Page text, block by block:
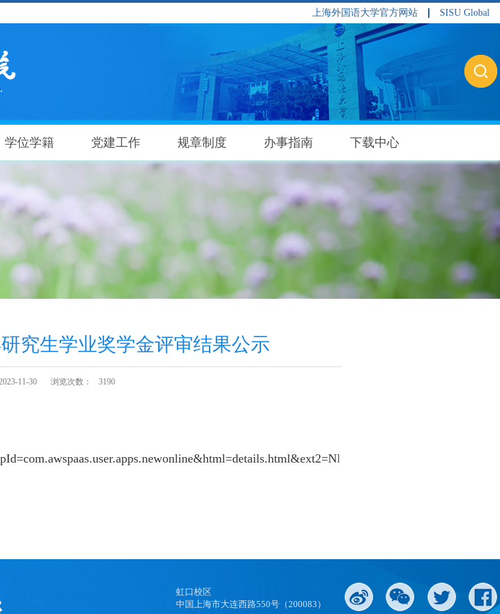
上海外国语大学官方网站 SISU Global
学位学籍 党建工作 规章制度 办事指南 下载中心
研究生学业奖学金评审结果公示
11-30 浏览次数： 3190
虹口校区
中国上海市大连西路550号（200083）